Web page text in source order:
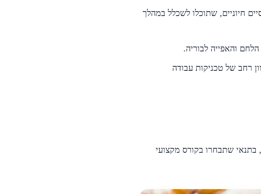
חיוניים, שתוכלו לשכלל במהלך
והאפייה לבוריה.
רחב של טכניקות עבודה
בתנאי שתבחרו בקורס מקצועי